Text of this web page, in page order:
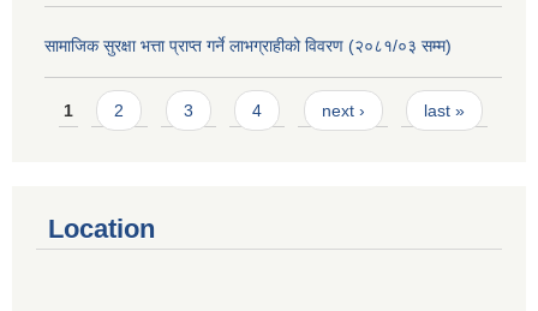
सामाजिक सुरक्षा भत्ता प्राप्त गर्ने लाभग्राहीको विवरण (२०८१/०३ सम्म)
Pages
1 2 3 4 next › last »
Location